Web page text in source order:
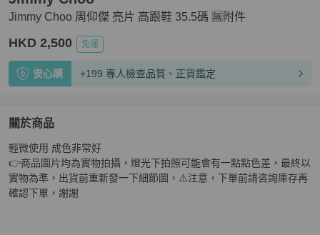
Jimmy Choo 周仰傑 亮片 高跟鞋 35.5碼 🈚附件
HKD 2,500 免運
安心購 +199 專人檢查品質、正貨鑑定
關於商品
關於Jimmy Choo 周仰傑 亮片 高跟鞋 35.5碼 🈚附件
輕微使用 成色非常好
👉商品圖片均為實物拍攝，燈光下拍照可能會有一點點色差，最終以
實物為準，出貨前重新發一下細節圖，⚠️注意，下單前請咨詢庫存再
確認下單，謝謝